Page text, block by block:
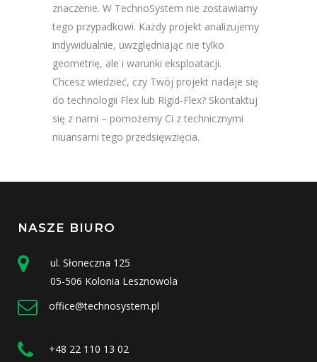
znaczenie. W TechnoSystem nie zostawiamy
tego przypadkowi. Każdy projekt analizujemy
indywidualnie, uwzględniając nie tylko
geometrię, ale i warunki eksploatacji.
Chcesz wiedzieć, czy Twój projekt nadaje się
do technologii Flex lub Rigid-Flex? Skontaktuj
się z nami – pomożemy Ci z technicznymi
niuansami tego przedsięwzięcia.
NASZE BIURO
ul. Słoneczna 125
05-506 Kolonia Lesznowola
office@technosystem.pl
+48 22 110 13 02